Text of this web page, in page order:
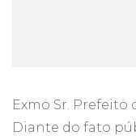
Exmo Sr. Prefeito
Diante do fato